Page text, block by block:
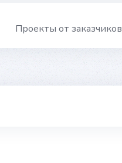
Проекты от заказчиков